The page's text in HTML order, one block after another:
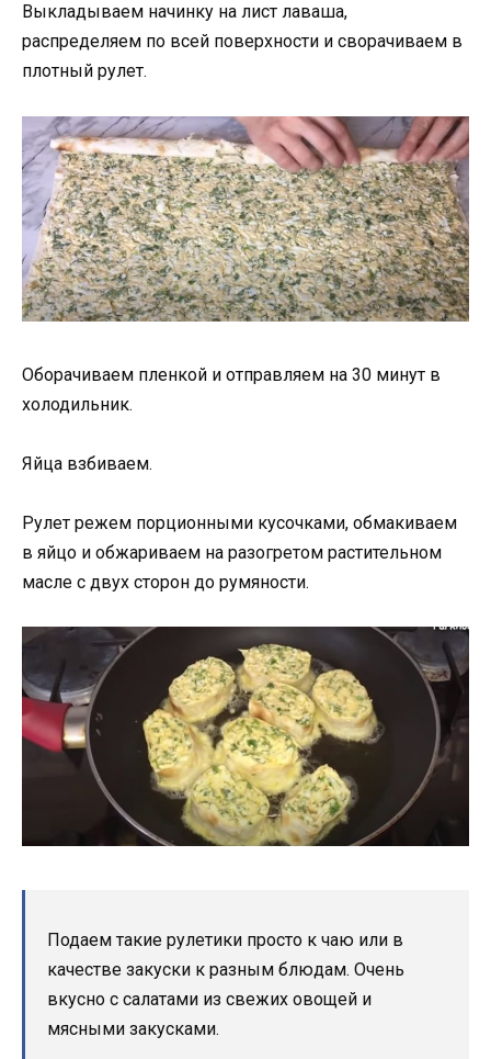
Выкладываем начинку на лист лаваша,
распределяем по всей поверхности и сворачиваем в
плотный рулет.
Оборачиваем пленкой и отправляем на 30 минут в
холодильник.
Яйца взбиваем.
Рулет режем порционными кусочками, обмакиваем
в яйцо и обжариваем на разогретом растительном
масле с двух сторон до румяности.
Подаем такие рулетики просто к чаю или в
качестве закуски к разным блюдам. Очень
вкусно с салатами из свежих овощей и
мясными закусками.